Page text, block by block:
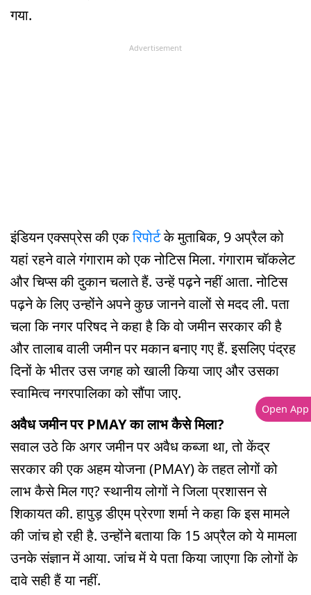
गया.
Advertisement
इंडियन एक्सप्रेस की एकरिपोर्टके मुताबिक, 9 अप्रैल को
यहां रहने वाले गंगाराम को एक नोटिस मिला. गंगाराम चॉकलेट
और चिप्स की दुकान चलाते हैं. उन्हें पढ़ने नहीं आता. नोटिस
पढ़ने के लिए उन्होंने अपने कुछ जानने वालों से मदद ली. पता
चला कि नगर परिषद ने कहा है कि वो जमीन सरकार की है
और तालाब वाली जमीन पर मकान बनाए गए हैं. इसलिए पंद्रह
दिनों के भीतर उस जगह को खाली किया जाए और उसका
स्वामित्व नगरपालिका को सौंपा जाए.
अवैध जमीन पर PMAY का लाभ कैसे मिला?
सवाल उठे कि अगर जमीन पर अवैध कब्जा था, तो केंद्र
सरकार की एक अहम योजना (PMAY) के तहत लोगों को
लाभ कैसे मिल गए? स्थानीय लोगों ने जिला प्रशासन से
शिकायत की. हापुड़ डीएम प्रेरणा शर्मा ने कहा कि इस मामले
की जांच हो रही है. उन्होंने बताया कि 15 अप्रैल को ये मामला
उनके संज्ञान में आया. जांच में ये पता किया जाएगा कि लोगों के
दावे सही हैं या नहीं.
Open App